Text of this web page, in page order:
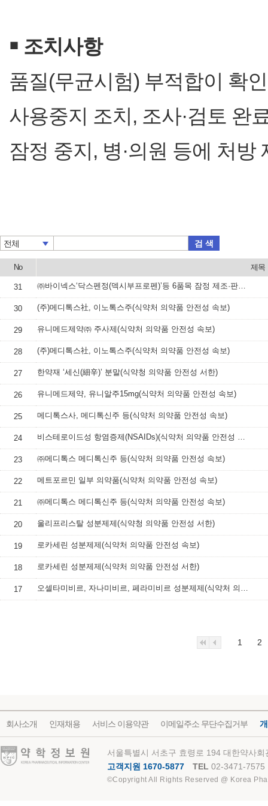
￭ 조치사항
품질(무균시험) 부적합이 확
사용중지 조치, 조사·검토
잠정 중지, 병·의원 등에 처방
전체 검 색
No 제목
31 ㈜바이넥스‘닥스펜정(덱시부프로펜)’등 6품목 잠정 제조·판매·사용 중지(식약처 의약품 안전성 속보)
30 (주)메디톡스社, 이노톡스주(식약처 의약품 안전성 속보)
29 유니메드제약㈜ 주사제(식약처 의약품 안전성 속보)
28 (주)메디톡스社, 이노톡스주(식약처 의약품 안전성 속보)
27 한약재 ‘세신(細辛)’ 분말(식약청 의약품 안전성 서한)
26 유니메드제약, 유니알주15mg(식약처 의약품 안전성 속보)
25 메디톡스사, 메디톡신주 등(식약처 의약품 안전성 속보)
24 비스테로이드성 항염증제(NSAIDs)(식약처 의약품 안전성 서한)
23 ㈜메디톡스 메디톡신주 등(식약처 의약품 안전성 속보)
22 메트포르민 일부 의약품(식약처 의약품 안전성 속보)
21 ㈜메디톡스 메디톡신주 등(식약처 의약품 안전성 속보)
20 울리프리스탈 성분제제(식약청 의약품 안전성 서한)
19 로카세린 성분제제(식약처 의약품 안전성 속보)
18 로카세린 성분제제(식약처 의약품 안전성 서한)
17 오셀타미비르, 자나미비르, 페라미비르 성분제제(식약처 의약품 안전성 서한)
1 2
회사소개 인재채용 서비스 이용약관 이메일주소 무단수집거부
약학정보원
서울특별시 서초구 효령로 194 대한약사
고객지원 1670-5877
TEL 02-3471-7575
©Copyright All Rights Reserved @ Korea